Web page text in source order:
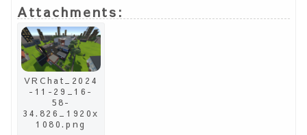
Attachments:
VRChat_2024
-11-29_16-
58-
34.826_1920x
1080.png